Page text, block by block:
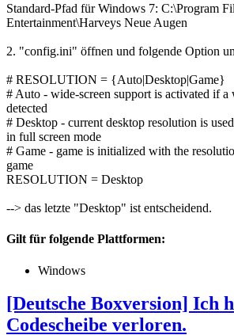
Standard-Pfad für Windows 7: C:\Program
Entertainment\Harveys Neue Augen
2. "config.ini" öffnen und folgende Option
# RESOLUTION = {Auto|Desktop|Game}
# Auto - wide-screen support is activated if a
detected
# Desktop - current desktop resolution is
in full screen mode
# Game - game is initialized with the
game
RESOLUTION = Desktop
--> das letzte "Desktop" ist entscheidend.
Gilt für folgende Plattformen:
Windows
[Deutsche Boxversion] Ich
Codescheibe verloren.